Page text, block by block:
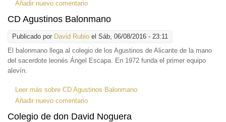
Añadir nuevo comentario
CD Agustinos Balonmano
Publicado por David Rubio el Sáb, 06/08/2016 - 23:11
El balonmano llega al colegio de los Agustinos de Alicante de la mano
del sacerdote leonés Ángel Escapa. En 1972 funda el primer equipo
alevín.
Leer más sobre CD Agustinos Balonmano
Añadir nuevo comentario
Colegio de don David Noguera